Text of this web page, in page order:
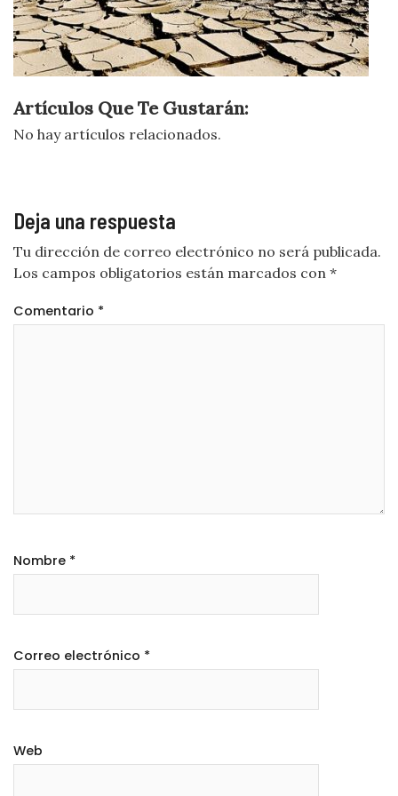
Artículos Que Te Gustarán:
No hay artículos relacionados.
Deja una respuesta
Tu dirección de correo electrónico no será publicada.
Los campos obligatorios están marcados con *
Comentario *
Nombre *
Correo electrónico *
Web